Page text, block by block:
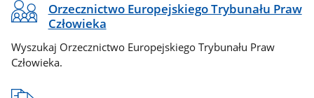
Orzecznictwo Europejskiego Trybunału Praw
Człowieka
Wyszukaj Orzecznictwo Europejskiego Trybunału Praw
Człowieka.